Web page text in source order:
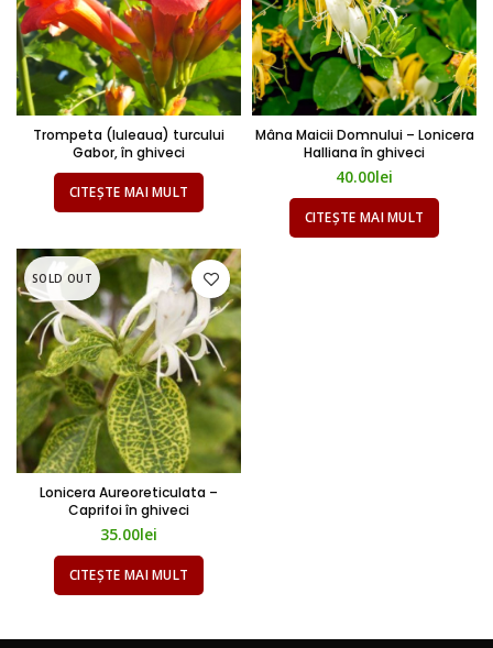
Trompeta (luleaua) turcului
Gabor, în ghiveci
CITEȘTE MAI MULT
Mâna Maicii Domnului – Lonicera
Halliana în ghiveci
40.00lei
CITEȘTE MAI MULT
SOLD OUT
Lonicera Aureoreticulata –
Caprifoi în ghiveci
35.00lei
CITEȘTE MAI MULT